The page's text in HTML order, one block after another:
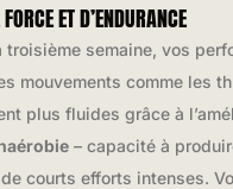
ET D’ENDURANCE
troisième semaine, vos
mouvements comme les
plus fluides grâce à
– capacité à
courts efforts intenses.